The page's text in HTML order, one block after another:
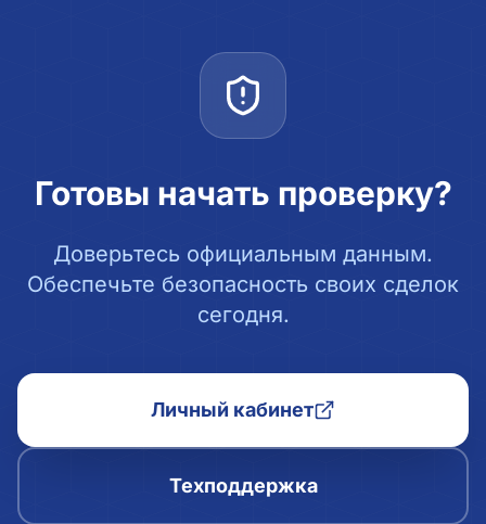
Готовы начать проверку?
Доверьтесь официальным данным.
Обеспечьте безопасность своих сделок
сегодня.
Личный кабинет
Техподдержка